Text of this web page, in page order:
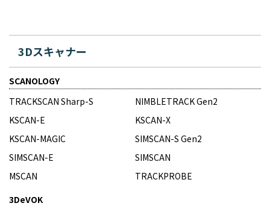
3Dスキャナー
SCANOLOGY
TRACKSCAN Sharp-S
NIMBLETRACK Gen2
KSCAN-E
KSCAN-X
KSCAN-MAGIC
SIMSCAN-S Gen2
SIMSCAN-E
SIMSCAN
MSCAN
TRACKPROBE
3DeVOK